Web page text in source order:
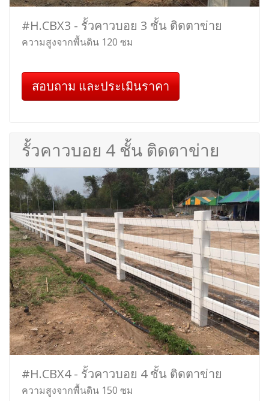
#H.CBX3 - รั้วคาวบอย 3 ชั้น ติดตาข่าย
ความสูงจากพื้นดิน 120 ซม
สอบถาม และประเมินราคา
รั้วคาวบอย 4 ชั้น ติดตาข่าย
#H.CBX4 - รั้วคาวบอย 4 ชั้น ติดตาข่าย
ความสูงจากพื้นดิน 150 ซม